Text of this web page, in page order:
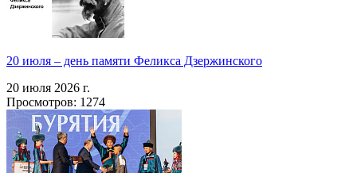
20 июля – день памяти Феликса Дзержинского
20 июля 2026 г.
Просмотров: 1274